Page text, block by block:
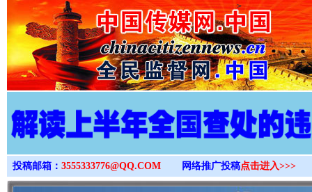
>
投稿邮箱： 3555333776@QQ.COM 网络推广投稿点击进入>>>